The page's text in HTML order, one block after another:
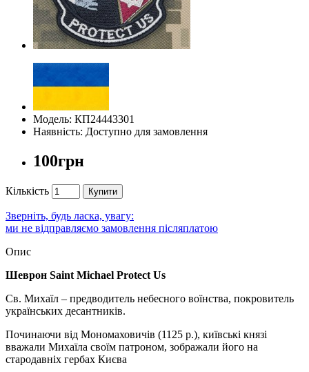
Модель: КП24443301
Наявність: Доступно для замовлення
100грн
Кількість Купити
Зверніть, будь ласка, увагу:
ми не відправляємо замовлення післяплатою
Опис
Шеврон Saint Michael Protect Us
Св. Михаїл – предводитель небесного воїнства, покровитель
українських десантників.
Починаючи від Мономаховичів (1125 р.), київські князі
вважали Михаїла своїм патроном, зображали його на
стародавніх гербах Києва